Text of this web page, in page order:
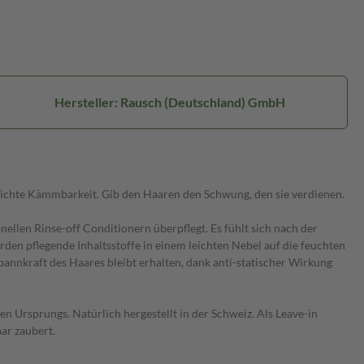
Hersteller: Rausch (Deutschland) GmbH
Kämmbarkeit. Gib den Haaren den Schwung, den sie verdienen.
Rinse-off Conditionern überpflegt. Es fühlt sich nach der
pflegende Inhaltsstoffe in einem leichten Nebel auf die feuchten
des Haares bleibt erhalten, dank anti-statischer Wirkung
Ursprungs. Natürlich hergestellt in der Schweiz. Als Leave-in
zaubert.